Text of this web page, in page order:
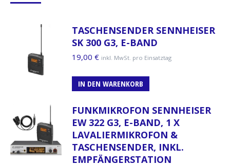
TASCHENSENDER SENNHEISER
SK 300 G3, E-BAND
19,00 € inkl. MwSt. pro Einsatztag
IN DEN WARENKORB
FUNKMIKROFON SENNHEISER
EW 322 G3, E-BAND, 1 X
LAVALIERMIKROFON &
TASCHENSENDER, INKL.
EMPFÄNGERSTATION